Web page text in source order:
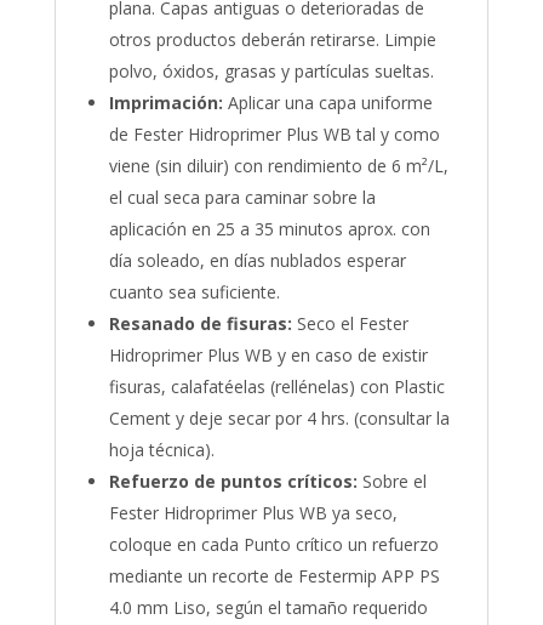
plana. Capas antiguas o deterioradas de
otros productos deberán retirarse. Limpie
polvo, óxidos, grasas y partículas sueltas.
Imprimación: Aplicar una capa uniforme
de Fester Hidroprimer Plus WB tal y como
viene (sin diluir) con rendimiento de 6 m²/L,
el cual seca para caminar sobre la
aplicación en 25 a 35 minutos aprox. con
día soleado, en días nublados esperar
cuanto sea suficiente.
Resanado de fisuras: Seco el Fester
Hidroprimer Plus WB y en caso de existir
fisuras, calafatéelas (rellénelas) con Plastic
Cement y deje secar por 4 hrs. (consultar la
hoja técnica).
Refuerzo de puntos críticos: Sobre el
Fester Hidroprimer Plus WB ya seco,
coloque en cada Punto crítico un refuerzo
mediante un recorte de Festermip APP PS
4.0 mm Liso, según el tamaño requerido